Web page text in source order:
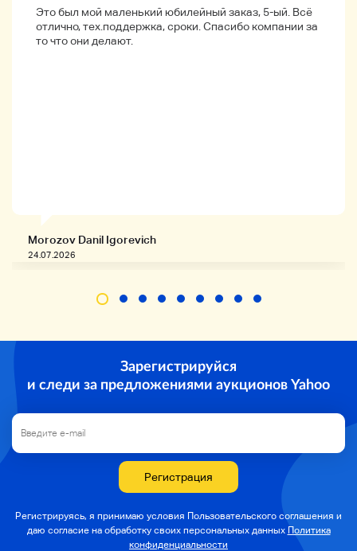
Условие
В деле есть кое-что и грязь.
Все изображения
Связаться с нами
Бесплатная доставка
・ Мы можем изменить способ доставки в
зависимости от ситуации.
Это был мой маленький юбилейный заказ, 5-ый. Всё
отлично, тех.поддержка, сроки. Спасибо компании за
то что они делают.
Morozov Danil Igorevich
24.07.2026
Зарегистрируйся
и следи за предложениями аукционов Yahoo
Регистрация
Регистрируясь, я принимаю условия Пользовательского соглашения и
даю согласие на обработку своих персональных данных Политика
конфиденциальности